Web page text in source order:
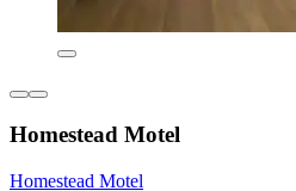
Homestead Motel
Homestead Motel